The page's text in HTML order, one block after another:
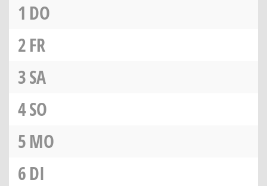
1 DO
2FR
3SA
4SO
5MO
6DI